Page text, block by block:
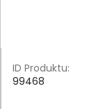
ID Produktu:
99468